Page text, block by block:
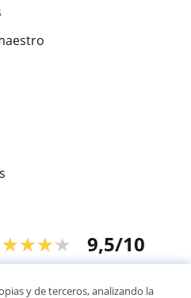
9,5/10
y de terceros, analizando la